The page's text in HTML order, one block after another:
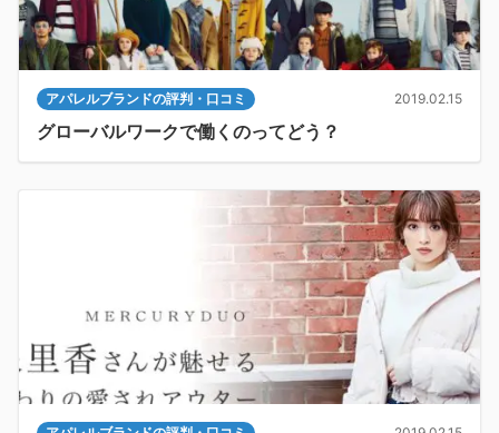
アパレルブランドの評判・口コミ 2019.02.15
グローバルワークで働くのってどう？